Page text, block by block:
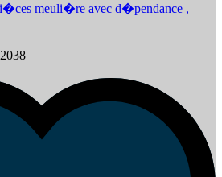
meuli�re avec d�pendance ,